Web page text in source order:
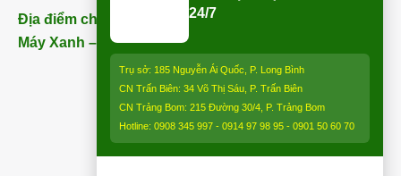
Địa điểm chi nhánh Trảng Bom (ngay bên cạnh Điện
Máy Xanh – Trảng Bom) – ĐT:
24/7
Trụ sở: 185 Nguyễn Ái Quốc, P. Long Bình
CN Trấn Biên: 34 Võ Thị Sáu, P. Trấn Biên
CN Trảng Bom: 215 Đường 30/4, P. Trảng Bom
Hotline: 0908 345 997 - 0914 97 98 95 - 0901 50 60 70